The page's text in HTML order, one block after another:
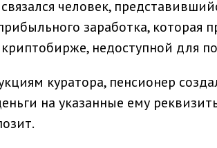
человек,
заработка, которая
недоступной для
куратора, пенсионер
на указанные ему